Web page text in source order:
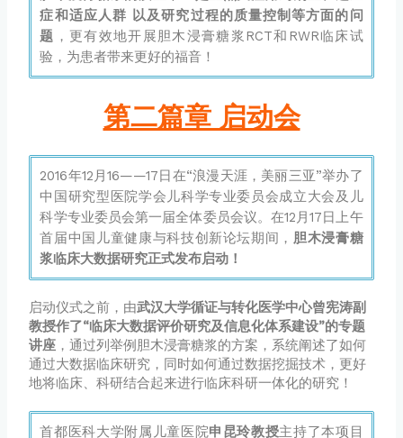
症和适应人群 以及研究过程的质量控制等方面的问
题 ，更有效地开展胆木浸膏糖浆RCT和RWR临床试
验，为患者带来更好的福音！
第二篇章 启动会
2016年12月16——17日在“浪漫天涯，美丽三亚”举办了
中国研究型医院学会儿科学专业委员会成立大会及儿
科学专业委员会第一届全体委员会议。在12月17日上午
首届中国儿童健康与科技创新论坛期间， 胆木浸膏糖
浆临床大数据研究正式发布启动！
启动仪式之前，由武汉大学循证与转化医学中心曾宪涛副
教授作了“临床大数据评价研究及信息化体系建设”的专题
讲座 ，通过列举例胆木浸膏糖浆的方案，系统阐述了如何
通过大数据临床研究，同时如何通过数据挖掘技术，更好
地将临床、科研结合起来进行临床科研一体化的研究！
首都医科大学附属儿童医院申昆玲教授主持了本项目